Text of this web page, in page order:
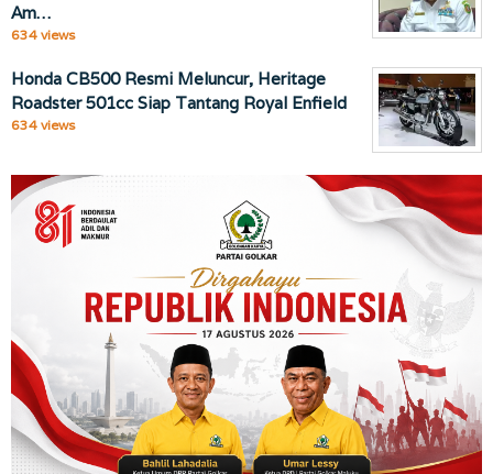
Am…
634 views
Honda CB500 Resmi Meluncur, Heritage
Roadster 501cc Siap Tantang Royal Enfield
634 views